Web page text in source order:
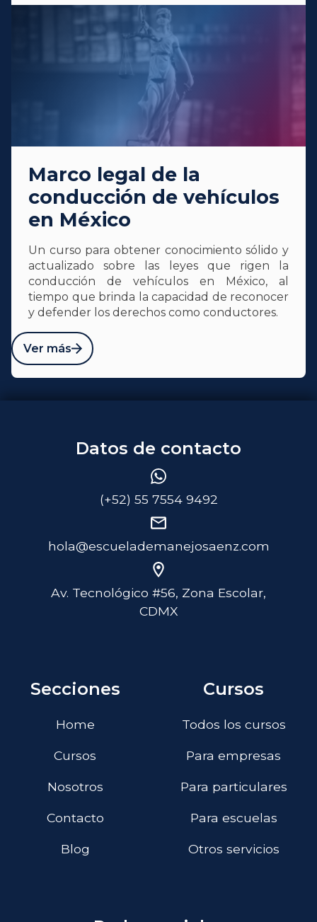
Marco legal de la
conducción de vehículos
en México
Un curso para obtener conocimiento sólido y
actualizado sobre las leyes que rigen la
conducción de vehículos en México, al
tiempo que brinda la capacidad de reconocer
y defender los derechos como conductores.
Ver más
Datos de contacto
(+52) 55 7554 9492
hola@escuelademanejosaenz.com
Av. Tecnológico #56, Zona Escolar,
CDMX
Secciones
Home
Cursos
Nosotros
Contacto
Blog
Cursos
Todos los cursos
Para empresas
Para particulares
Para escuelas
Otros servicios